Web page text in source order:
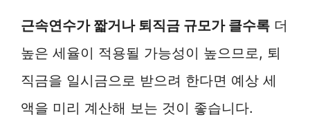
근속연수가 짧거나 퇴직금 규모가 클수록 더
높은 세율이 적용될 가능성이 높으므로, 퇴
직금을 일시금으로 받으려 한다면 예상 세
액을 미리 계산해 보는 것이 좋습니다.